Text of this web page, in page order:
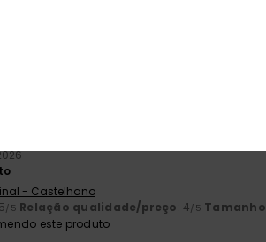
- Castelhano
/5 Relação qualidade/preço: 4/5 Tamanho
este produto